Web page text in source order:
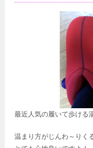
最近人気の履いて歩ける
温まり方がじんわ～りく